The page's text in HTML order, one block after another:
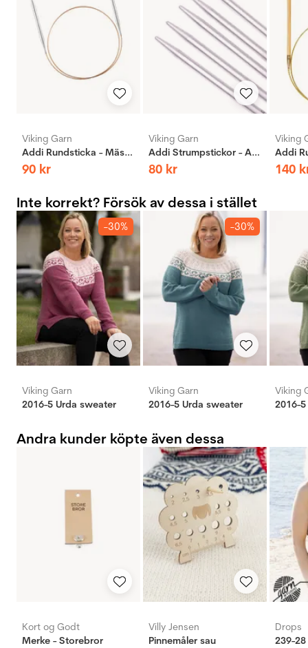
Viking Garn
Addi Rundsticka - Mässing
90 kr
Viking Garn
Addi Strumpstickor - Aluminium
80 kr
Viking
140
Inte korrekt? Försök av dessa i stället
-30%
Viking Garn
2016-5 Urda sweater
-30%
Viking Garn
2016-5 Urda sweater
Viking
2016-
Andra kunder köpte även dessa
Kort og Godt
Merke - Storebror
Villy Jensen
Pinnemåler sau
Drops